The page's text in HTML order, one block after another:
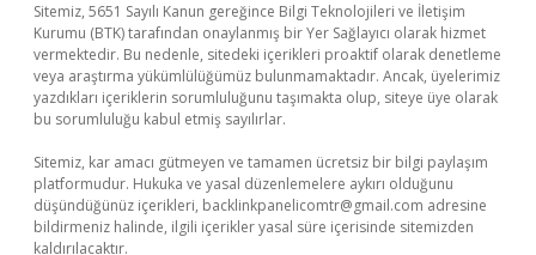
Sitemiz, 5651 Sayılı Kanun gereğince Bilgi Teknolojileri ve İletişim
Kurumu (BTK) tarafından onaylanmış bir Yer Sağlayıcı olarak hizmet
vermektedir. Bu nedenle, sitedeki içerikleri proaktif olarak denetleme
veya araştırma yükümlülüğümüz bulunmamaktadır. Ancak, üyelerimiz
yazdıkları içeriklerin sorumluluğunu taşımakta olup, siteye üye olarak
bu sorumluluğu kabul etmiş sayılırlar.
Sitemiz, kar amacı gütmeyen ve tamamen ücretsiz bir bilgi paylaşım
platformudur. Hukuka ve yasal düzenlemelere aykırı olduğunu
düşündüğünüz içerikleri, backlinkpanelicomtr@gmail.com adresine
bildirmeniz halinde, ilgili içerikler yasal süre içerisinde sitemizden
kaldırılacaktır.